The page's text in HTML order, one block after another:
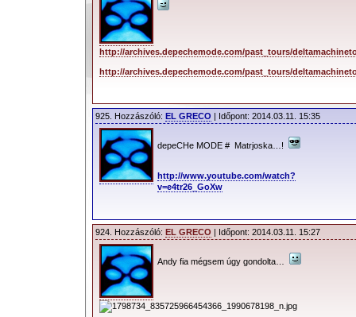
http://archives.depechemode.com/past_tours/
http://archives.depechemode.com/past_tours/
925. Hozzászóló: EL GRECO | Időpont: 2014.03.11. 15:35
depeCHe MODE # Matrjoska…!
http://www.youtube.com/watch?
v=e4tr26_GoXw
924. Hozzászóló: EL GRECO | Időpont: 2014.03.11. 15:27
Andy fia mégsem úgy gondolta…